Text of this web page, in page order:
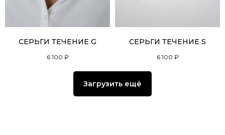
СЕРЬГИ ТЕЧЕНИЕ G
6 100 ₽
СЕРЬГИ ТЕЧЕНИЕ S
6 100 ₽
Загрузить ещё